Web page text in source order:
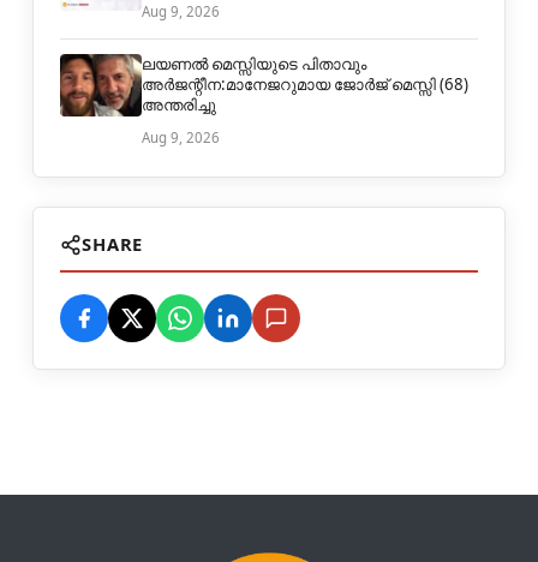
Aug 9, 2026
ലയണൽ മെസ്സിയുടെ പിതാവും
അർജന്റീന:മാനേജറുമായ ജോർജ് മെസ്സി (68)
അന്തരിച്ചു
Aug 9, 2026
SHARE